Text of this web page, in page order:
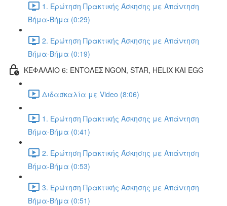
1. Ερώτηση Πρακτικής Άσκησης με Απάντηση
Βήμα-Βήμα (0:29)
2. Ερώτηση Πρακτικής Άσκησης με Απάντηση
Βήμα-Βήμα (0:19)
ΚΕΦΑΛΑΙΟ 6: ΕΝΤΟΛΕΣ NGON, STAR, HELIX ΚΑΙ EGG
Διδασκαλία με Video (8:06)
1. Ερώτηση Πρακτικής Άσκησης με Απάντηση
Βήμα-Βήμα (0:41)
2. Ερώτηση Πρακτικής Άσκησης με Απάντηση
Βήμα-Βήμα (0:53)
3. Ερώτηση Πρακτικής Άσκησης με Απάντηση
Βήμα-Βήμα (0:51)